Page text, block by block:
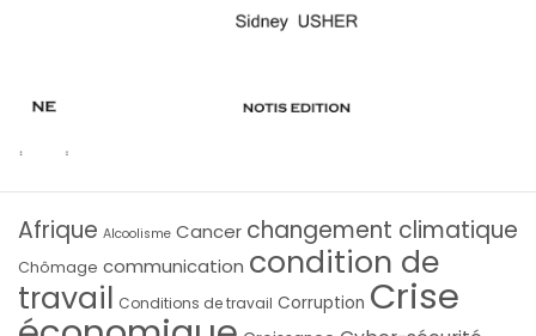
Afrique Alcoolisme Cancer changement climatique
Chômage communication condition de
travail Conditions de travail Corruption Crise